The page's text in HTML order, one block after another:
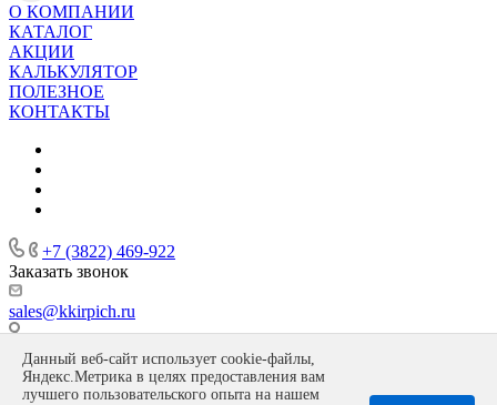
О КОМПАНИИ
КАТАЛОГ
АКЦИИ
КАЛЬКУЛЯТОР
ПОЛЕЗНОЕ
КОНТАКТЫ
+7 (3822) 469-922
Заказать звонок
sales@kkirpich.ru
Офис г. Томск, ул. Гоголя, 55, Завод: Томская область, пос.
Копылово, ул. Морозова, 2а
Политика конфиденциальности
Данный веб-сайт использует cookie-файлы,
Яндекс.Метрика в целях предоставления вам
лучшего пользовательского опыта на нашем